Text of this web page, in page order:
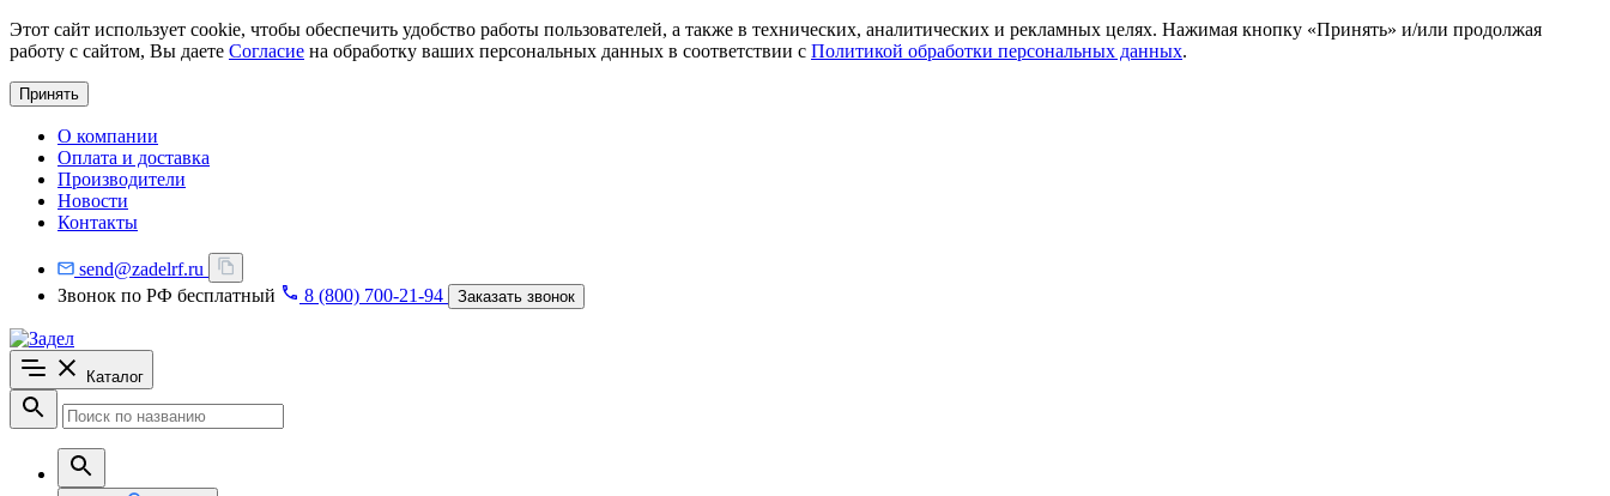
Этот сайт использует cookie, чтобы обеспечить удобство работы пользователей, а также в технических, аналитических и рекламных целях. Нажимая кнопку «Принять» и/или продолжая
работу с сайтом, Вы даете Согласие на обработку ваших персональных данных в соответствии с Политикой обработки персональных данных.
Принять
О компании
Оплата и доставка
Производители
Новости
Контакты
send@zadelrf.ru
Звонок по РФ бесплатный
8 (800) 700-21-94 Заказать звонок
Каталог